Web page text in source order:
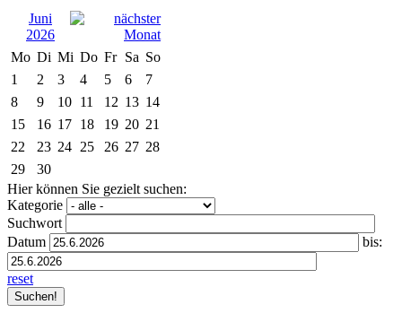
Juni
2026
Mo Di Mi Do Fr Sa So
1
2 3 4 5 6
7
8
9 10 11 12 13 14
15
16 17 18 19 20 21
22
23 24 25 26 27 28
29
30
Hier können Sie gezielt suchen:
Kategorie
Suchwort
Datum
bis:
reset